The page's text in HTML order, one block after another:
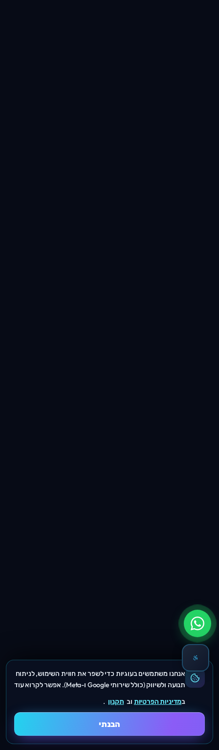
אנחנו משתמשים בעוגיות כדי לשפר את חווית השימוש, לניתוח
תנועה ולשיווק (כולל שירותי Google ו-Meta). אפשר לקרוא עוד
במדיניות הפרטיות וב תקנון .
הבנתי